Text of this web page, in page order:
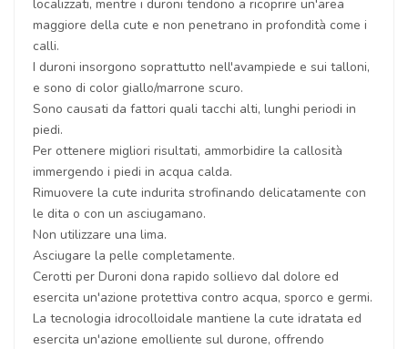
localizzati, mentre i duroni tendono a ricoprire un'area
maggiore della cute e non penetrano in profondità come i
calli.
I duroni insorgono soprattutto nell'avampiede e sui talloni,
e sono di color giallo/marrone scuro.
Sono causati da fattori quali tacchi alti, lunghi periodi in
piedi.
Per ottenere migliori risultati, ammorbidire la callosità
immergendo i piedi in acqua calda.
Rimuovere la cute indurita strofinando delicatamente con
le dita o con un asciugamano.
Non utilizzare una lima.
Asciugare la pelle completamente.
Cerotti per Duroni dona rapido sollievo dal dolore ed
esercita un'azione protettiva contro acqua, sporco e germi.
La tecnologia idrocolloidale mantiene la cute idratata ed
esercita un'azione emolliente sul durone, offrendo